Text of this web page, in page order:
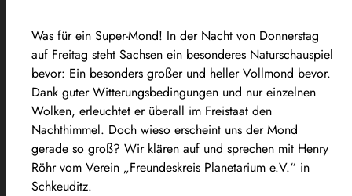
Was für ein Super-Mond! In der Nacht von Donnerstag
auf Freitag steht Sachsen ein besonderes Naturschauspiel
bevor: Ein besonders großer und heller Vollmond bevor.
Dank guter Witterungsbedingungen und nur einzelnen
Wolken, erleuchtet er überall im Freistaat den
Nachthimmel. Doch wieso erscheint uns der Mond
gerade so groß? Wir klären auf und sprechen mit Henry
Röhr vom Verein „Freundeskreis Planetarium e.V.“ in
Schkeuditz.